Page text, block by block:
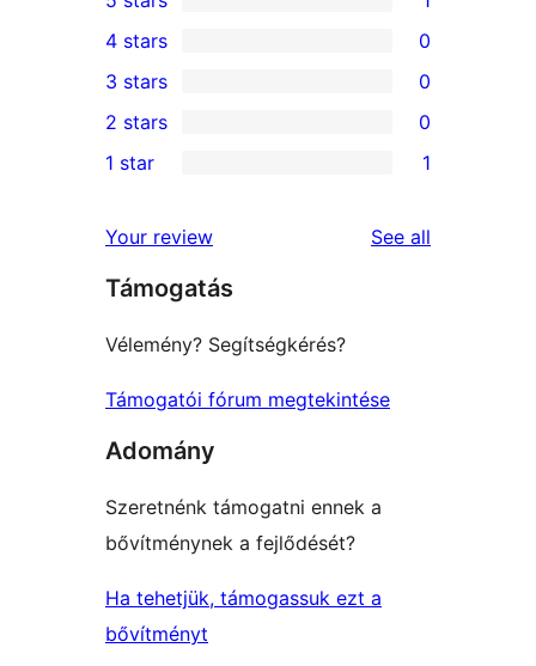
1
5-
star
review
4-
star
reviews
4 stars 0
0
3-
star
3 stars 0
2-
reviews
2 stars 0
star
review
1 star 1
Your review See all
Támogatás
Vélemény? Segítségkérés?
Támogatói fórum megtekintése
Adomány
Szeretnénk támogatni ennek a
bővítménynek a fejlődését?
Ha tehetjük, támogassuk ezt a
bővítményt